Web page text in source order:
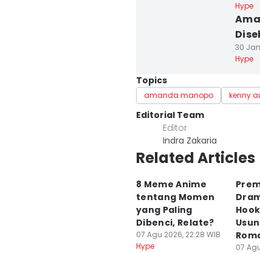
Hype
30 Jan
Hype
Topics
amanda manopo kenny
Editorial Team
Editor
Indra Zakaria
Related Articles
8 Meme Anime
tentang Momen
yang Paling
Dibenci, Relate?
07 Agu 2026, 22:28 WIB
Hype
07